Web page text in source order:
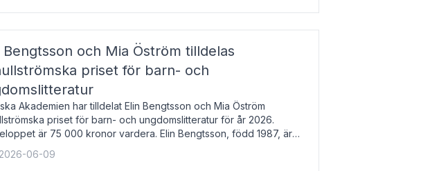
Bengtsson och Mia Öström tilldelas
priset för barn- och
Akademien har tilldelat Elin Bengtsson och Mia Öström
priset för barn- och ungdomslitteratur för år 2026.
är 75 000 kronor vardera. Elin Bengtsson, född 1987, är
och forskare i genusvetenskap.
2026-06-09